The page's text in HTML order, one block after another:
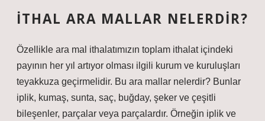
İTHAL ARA MALLAR NELERDIR?
Özellikle ara mal ithalatımızın toplam ithalat içindeki
payının her yıl artıyor olması ilgili kurum ve kuruluşları
teyakkuza geçirmelidir. Bu ara mallar nelerdir? Bunlar
iplik, kumaş, sunta, saç, buğday, şeker ve çeşitli
bileşenler, parçalar veya parçalardır. Örneğin iplik ve